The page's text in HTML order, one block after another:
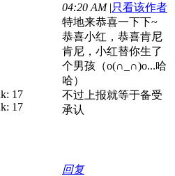
04:20 AM |只看该作者
特地来恭喜一下下~
恭喜小红，恭喜肯尼
肯尼，小红替你生了
个男孩（o(∩_∩)o...哈
哈）
不过上报就等于备受
承认
回复